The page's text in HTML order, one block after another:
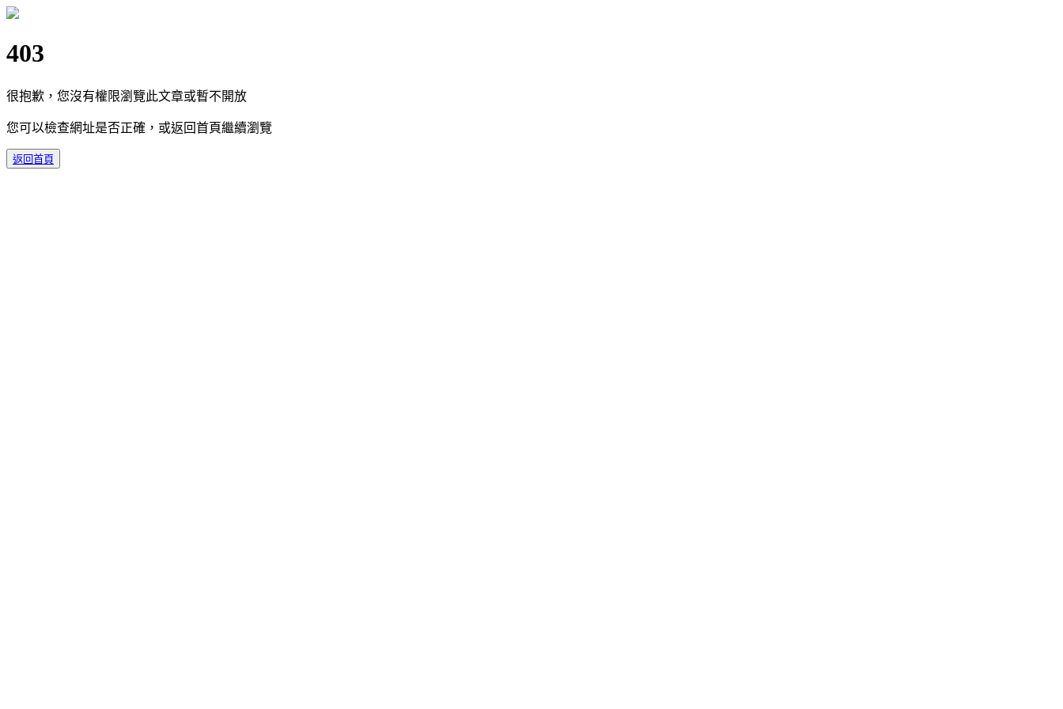
403
很抱歉，您沒有權限瀏覽此文章或暫不開放
您可以檢查網址是否正確，或返回首頁繼續瀏覽
返回首頁